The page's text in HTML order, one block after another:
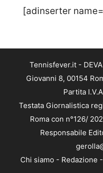
[adinserter
Tennisfever.it -
Giovanni 8, 00154
Partita
Testata Giornalistica
Roma con n°126/
Responsabile
Chi siamo - Redazione -